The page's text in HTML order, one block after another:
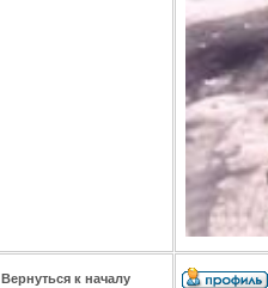
Вернуться к началу